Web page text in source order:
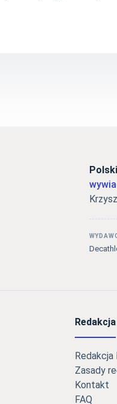
Redakcja
Zasady
Kontakt
FAQ